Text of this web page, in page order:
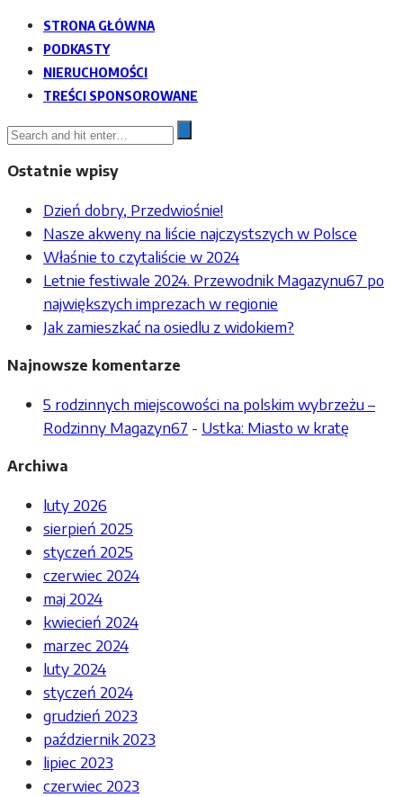
STRONA GŁÓWNA
PODKASTY
NIERUCHOMOŚCI
TREŚCI SPONSOROWANE
Ostatnie wpisy
Dzień dobry, Przedwiośnie!
Nasze akweny na liście najczystszych w Polsce
Właśnie to czytaliście w 2024
Letnie festiwale 2024. Przewodnik Magazynu67 po
największych imprezach w regionie
Jak zamieszkać na osiedlu z widokiem?
Najnowsze komentarze
5 rodzinnych miejscowości na polskim wybrzeżu –
Rodzinny Magazyn67 - Ustka: Miasto w kratę
Archiwa
luty 2026
sierpień 2025
styczeń 2025
czerwiec 2024
maj 2024
kwiecień 2024
marzec 2024
luty 2024
styczeń 2024
grudzień 2023
październik 2023
lipiec 2023
czerwiec 2023